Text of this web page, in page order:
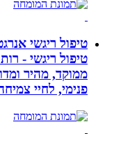
טיפול ריגשי אנרגטי,
טיפול ריגשי - רותי
ממוקד, מהיר ומדוייק
פנימי, לחיי צמיחה